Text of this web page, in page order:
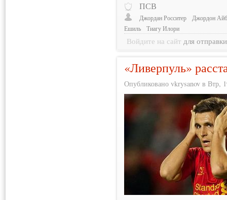
ПСВ
Джордан Росситер
Джордон
Ешиль
Тиагу Илори
Войдите на сайт для
«Ливерпуль»
Опубликовано vkrysanov в Втр,